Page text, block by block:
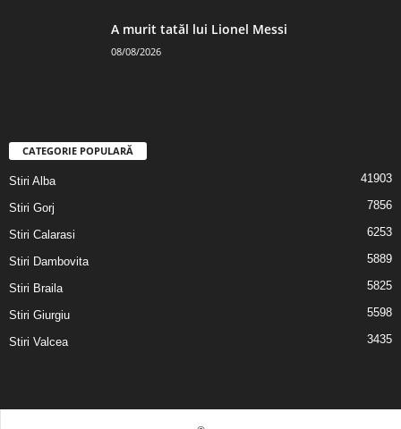
A murit tatăl lui Lionel Messi
08/08/2026
CATEGORIE POPULARĂ
Stiri Alba 41903
Stiri Gorj 7856
Stiri Calarasi 6253
Stiri Dambovita 5889
Stiri Braila 5825
Stiri Giurgiu 5598
Stiri Valcea 3435